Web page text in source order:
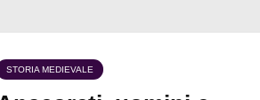
STORIA MEDIEVALE